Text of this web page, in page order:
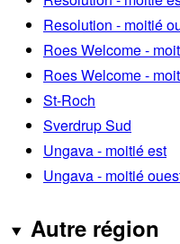
Resolution - moitié
Roes Welcome -
Roes Welcome -
St-Roch
Sverdrup Sud
Ungava - moitié est
Ungava - moitié
Autre région